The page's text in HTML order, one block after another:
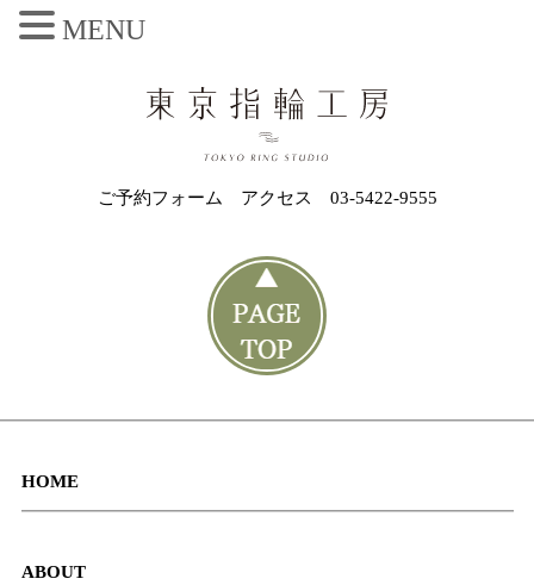
ご予約フォーム アクセス 03-5422-9555
HOME
ABOUT
MENU